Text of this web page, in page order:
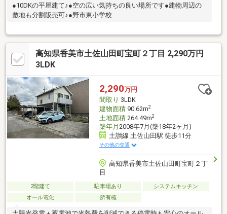
●10DKの平屋建て♪●空の広い気持ちの良い場所です●建物周辺の
敷地も分割販売可♪●野市東小学校
高知県香美市土佐山田町宝町２丁目 2,290万円
3LDK
2,290万円
間取り 3LDK
建物面積90.62m2
土地面積264.49m2
築年月 2008年7月(築18年2ヶ月)
土讃線 土佐山田駅 徒歩11分
その他の交通
高知県香美市土佐山田町宝町２丁
目
2階建て 駐車場あり
システムキッチン
オール電化
所有権